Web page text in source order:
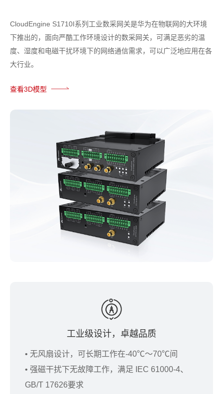
CloudEngine S1710I系列工业数采网关是华为在物联网的大环境
下推出的，面向严酷工作环境设计的数采网关，可满足恶劣的温
度、湿度和电磁干扰环境下的网络通信需求，可以广泛地应用在各
大行业。
查看3D模型
工业级设计，卓越品质
• 无风扇设计，可长期工作在-40℃～70℃间
• 强磁干扰下无故障工作，满足 IEC 61000-4、
GB/T 17626要求